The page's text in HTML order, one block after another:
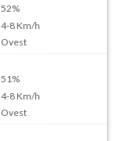
52%
4-8Km/h
Ovest
51%
4-8Km/h
Ovest